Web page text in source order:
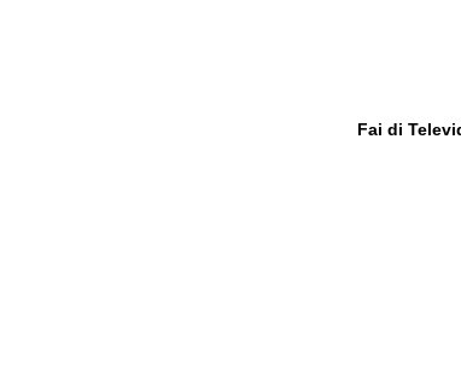
Fai di